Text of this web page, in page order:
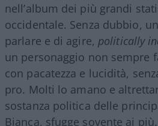
nell’album dei più grandi
occidentale. Senza dubbio,
parlare e di agire, politically
un personaggio non sempre
con pacatezza e lucidità,
pro. Molti lo amano e
sostanza politica delle
Bianca, sfugge sovente ai